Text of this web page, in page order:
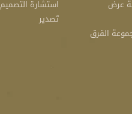
عرض
القرق
استشارة التصميم
تَصدير